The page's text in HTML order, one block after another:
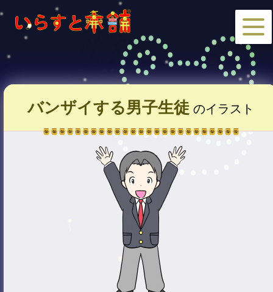
バンザイする男子生徒 のイラスト